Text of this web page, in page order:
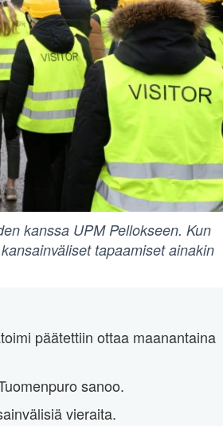
kanssa UPM Pellokseen. Kun
tapaamiset ainakin
päätettiin ottaa maanantaina
sanoo.
vieraita.